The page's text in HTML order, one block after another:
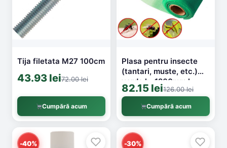
Tija filetata M27 100cm
43.93 lei72.00 lei
Cumpără acum
Plasa pentru insecte
(tantari, muste, etc.)
verde h=1200mm l =
30m
82.15 lei126.00 lei
Cumpără acum
-40% -30%